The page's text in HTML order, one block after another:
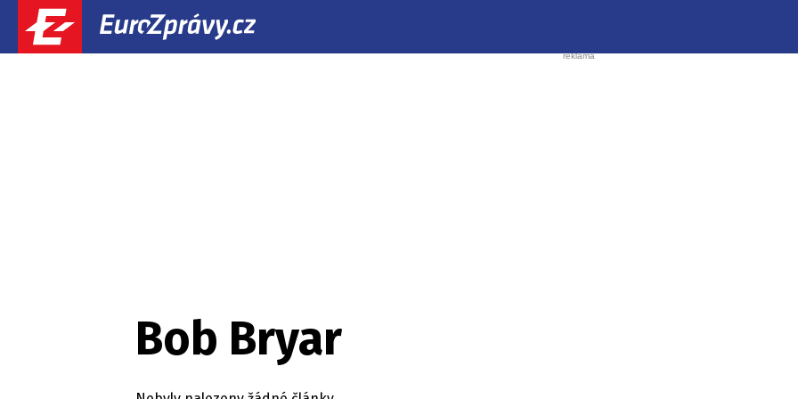
Bob Bryar